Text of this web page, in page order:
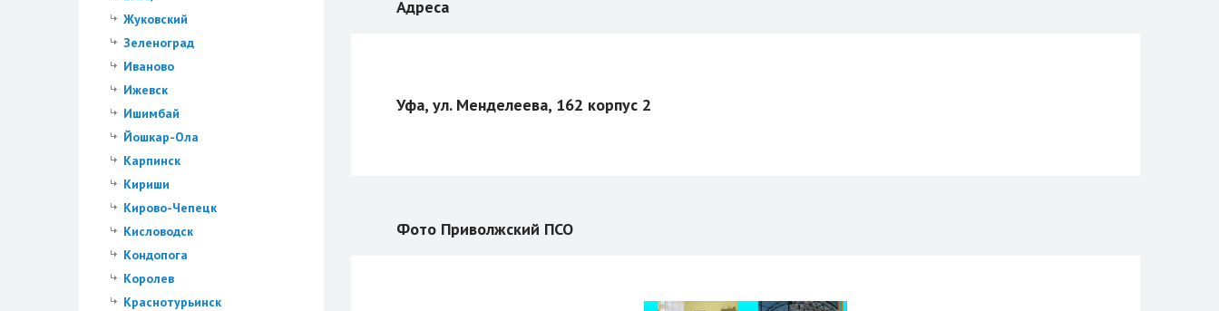
Жуковский
Зеленоград
Иваново
Ижевск
Ишимбай
Йошкар-Ола
Карпинск
Кириши
Кирово-Чепецк
Кисловодск
Кондопога
Королев
Краснотурьинск
Адреса
Уфа, ул. Менделеева, 162 корпус 2
Фото Приволжский ПСО